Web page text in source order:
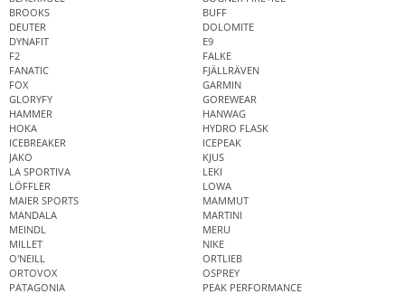
BROOKS
BUFF
DEUTER
DOLOMITE
DYNAFIT
E9
F2
FALKE
FANATIC
FJÄLLRÄVEN
FOX
GARMIN
GLORYFY
GOREWEAR
HAMMER
HANWAG
HOKA
HYDRO FLASK
ICEBREAKER
ICEPEAK
JAKO
KJUS
LA SPORTIVA
LEKI
LÖFFLER
LOWA
MAIER SPORTS
MAMMUT
MANDALA
MARTINI
MEINDL
MERU
MILLET
NIKE
O'NEILL
ORTLIEB
ORTOVOX
OSPREY
PATAGONIA
PEAK PERFORMANCE